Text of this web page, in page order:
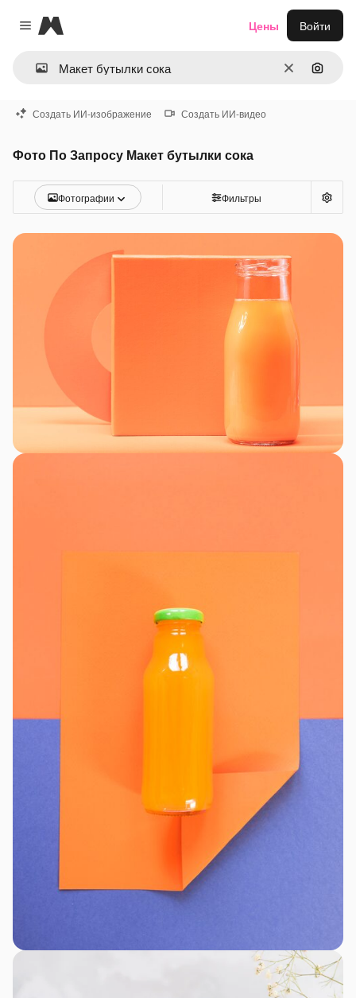
Close menu
Magnific
ОчиститьПоиск
Цены Войти
Создать ИИ-изображение Создать ИИ-видео
Фото По Запросу Макет бутылки сока
Фотографии Фильтры